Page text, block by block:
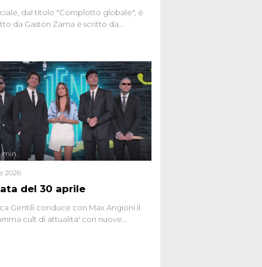
dal titolo "Complotto globale", è
da Gaston Zama e scritto da
dei sospetti globali e del
che negli ultimi anni hanno
network, talk show, piazze digitali
collettivo.
del 30 aprile
min
2026
Gentili conduce con Max Angioni il
cult di attualita' con nuove